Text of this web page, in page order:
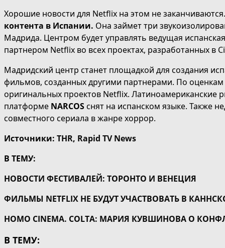
Хорошие новости для Netflix на этом не
контента в Испании. Она займет три
Мадрида. Центром будет управлять ведущая
партнером Netflix во всех проектах, разработанных в
Мадридский центр станет площадкой для создания
фильмов, созданных другими партнерами. По оценкам
оригинальных проектов Netflix.
платформе NARCOSснят на испанском языке. Также
совместного сериала в жанре хоррор.
Источники: THR, Rapid TV News
В ТЕМУ:
НОВОСТИ ФЕСТИВАЛЕЙ: ТОРОНТО И ВЕНЕЦИЯ
ФИЛЬМЫ NETFLIX НЕ БУДУТ УЧАСТВОВАТЬ В
HOMO CINEMA. COLTA: МАРИЯ КУВШИНОВА О
В ТЕМУ: